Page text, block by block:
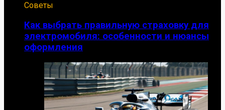
Советы
Как выбрать правильную страховку для
электромобиля: особенности и нюансы
оформления